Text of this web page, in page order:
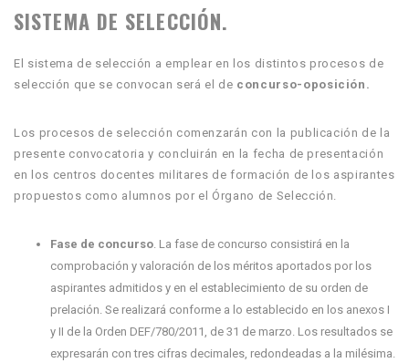
SISTEMA DE SELECCIÓN.
El sistema de selección a emplear en los distintos procesos de
selección que se convocan será el de concurso-oposición.
Los procesos de selección comenzarán con la publicación de la
presente convocatoria y concluirán en la fecha de presentación
en los centros docentes militares de formación de los aspirantes
propuestos como alumnos por el Órgano de Selección.
Fase de concurso . La fase de concurso consistirá en la
comprobación y valoración de los méritos aportados por los
aspirantes admitidos y en el establecimiento de su orden de
prelación. Se realizará conforme a lo establecido en los anexos I
y II de la Orden DEF/780/2011, de 31 de marzo. Los resultados se
expresarán con tres cifras decimales, redondeadas a la milésima.